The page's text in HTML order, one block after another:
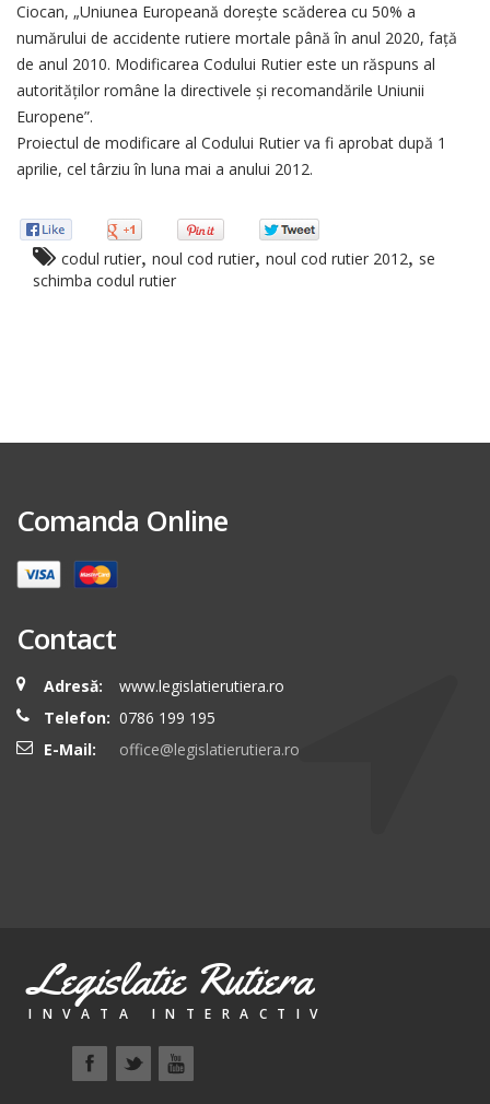
Ciocan, „Uniunea Europeană doreşte scăderea cu 50% a
numărului de accidente rutiere mortale până în anul 2020, faţă
de anul 2010. Modificarea Codului Rutier este un răspuns al
autorităţilor române la directivele şi recomandările Uniunii
Europene”.
Proiectul de modificare al Codului Rutier va fi aprobat după 1
aprilie, cel târziu în luna mai a anului 2012.
codul rutier, noul cod rutier, noul cod rutier 2012, se
schimba codul rutier
Comanda Online
Contact
Adresă:
www.legislatierutiera.ro
Telefon: 0786 199 195
E-Mail:
office@legislatierutiera.ro
Legislatie Rutiera
INVATA INTERACTIV